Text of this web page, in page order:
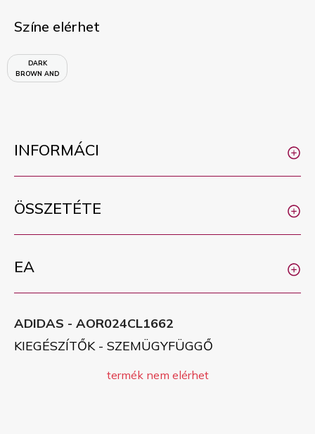
Színe elérhet
DARK
BROWN AND
SAND
INFORMÁCI
ÖSSZETÉTE
EA
ADIDAS - AOR024CL1662
KIEGÉSZÍTŐK - SZEMÜGYFÜGGŐ
termék nem elérhet